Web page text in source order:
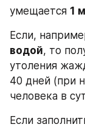
умещается 1
Если,
водой, то
утоления
40 дней (при
человека в
Если